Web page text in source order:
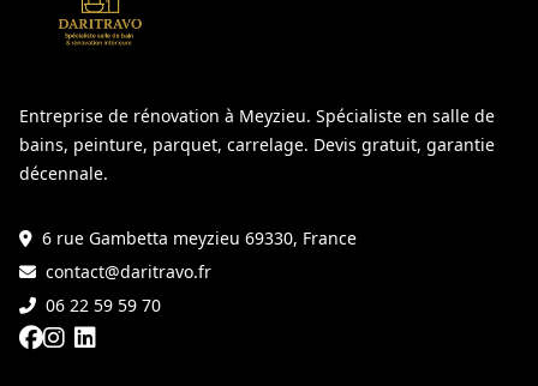
Entreprise de rénovation à Meyzieu. Spécialiste en salle de
bains, peinture, parquet, carrelage. Devis gratuit, garantie
décennale.
6 rue Gambetta meyzieu 69330, France
contact@daritravo.fr
06 22 59 59 70